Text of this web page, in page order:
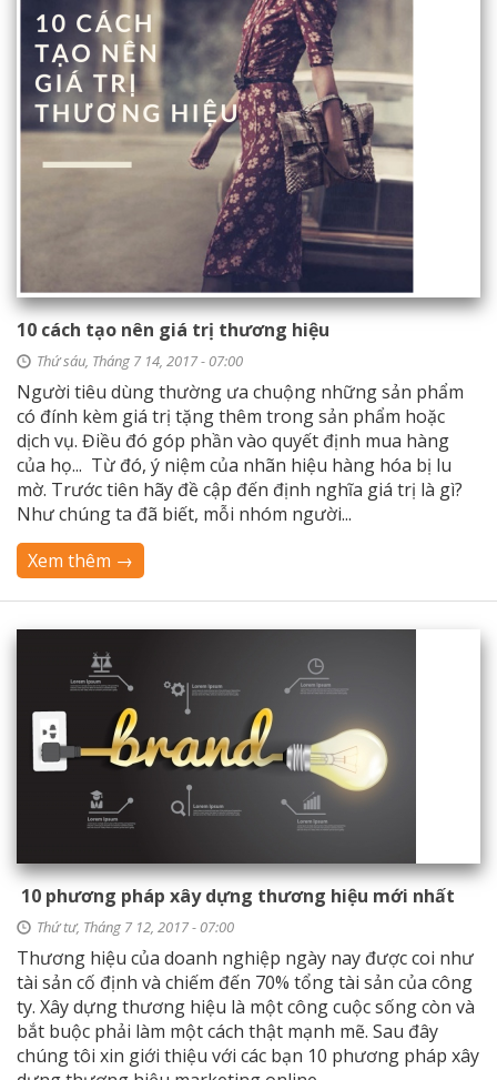
10 cách tạo nên giá trị thương hiệu
Thứ sáu, Tháng 7 14, 2017 - 07:00
Người tiêu dùng thường ưa chuộng những sản phẩm
có đính kèm giá trị tặng thêm trong sản phẩm hoặc
dịch vụ. Điều đó góp phần vào quyết định mua hàng
của họ... Từ đó, ý niệm của nhãn hiệu hàng hóa bị lu
mờ. Trước tiên hãy đề cập đến định nghĩa giá trị là gì?
Như chúng ta đã biết, mỗi nhóm người...
Xem thêm →
10 phương pháp xây dựng thương hiệu mới nhất
Thứ tư, Tháng 7 12, 2017 - 07:00
Thương hiệu của doanh nghiệp ngày nay được coi như
tài sản cố định và chiếm đến 70% tổng tài sản của công
ty. Xây dựng thương hiệu là một công cuộc sống còn và
bắt buộc phải làm một cách thật mạnh mẽ. Sau đây
chúng tôi xin giới thiệu với các bạn 10 phương pháp xây